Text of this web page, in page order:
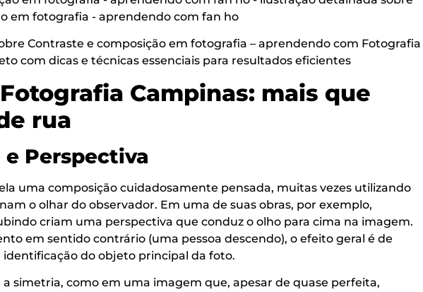
Contraste e composição em fotografia – aprendendo com Fotografia
com dicas e técnicas essenciais para resultados eficientes
Campinas: mais que
rua
Perspectiva
uma composição cuidadosamente pensada, muitas vezes utilizando
o olhar do observador. Em uma de suas obras, por exemplo,
criam uma perspectiva que conduz o olho para cima na imagem.
em sentido contrário (uma pessoa descendo), o efeito geral é de
identificação do objeto principal da foto.
simetria, como em uma imagem que, apesar de quase perfeita,